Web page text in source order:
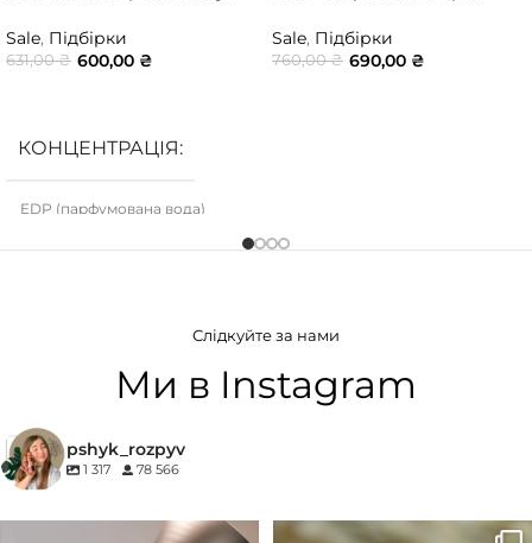
Sale, Підбірки
631,00₴ 600,00 ₴
КОНЦЕНТРАЦІЯ
EDP (парфумована вода)
Sale, Підбірки
760,00₴ 690,00 ₴
Слідкуйте за нами
Ми в Instagram
pshyk_rozpyv
1 317 78 566